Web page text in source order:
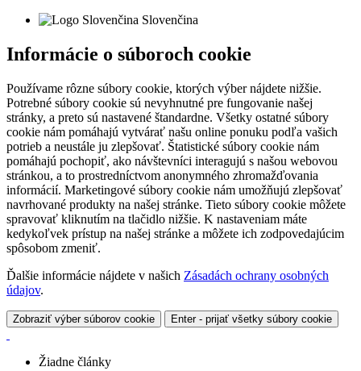
Slovenčina
Informácie o súboroch cookie
Používame rôzne súbory cookie, ktorých výber nájdete nižšie.
Potrebné súbory cookie sú nevyhnutné pre fungovanie našej
stránky, a preto sú nastavené štandardne. Všetky ostatné súbory
cookie nám pomáhajú vytvárať našu online ponuku podľa vašich
potrieb a neustále ju zlepšovať. Štatistické súbory cookie nám
pomáhajú pochopiť, ako návštevníci interagujú s našou webovou
stránkou, a to prostredníctvom anonymného zhromažďovania
informácií. Marketingové súbory cookie nám umožňujú zlepšovať
navrhované produkty na našej stránke. Tieto súbory cookie môžete
spravovať kliknutím na tlačidlo nižšie. K nastaveniam máte
kedykoľvek prístup na našej stránke a môžete ich zodpovedajúcim
spôsobom zmeniť.
Ďalšie informácie nájdete v našich Zásadách ochrany osobných
údajov.
Zobraziť výber súborov cookie Enter - prijať všetky súbory cookie
Žiadne články